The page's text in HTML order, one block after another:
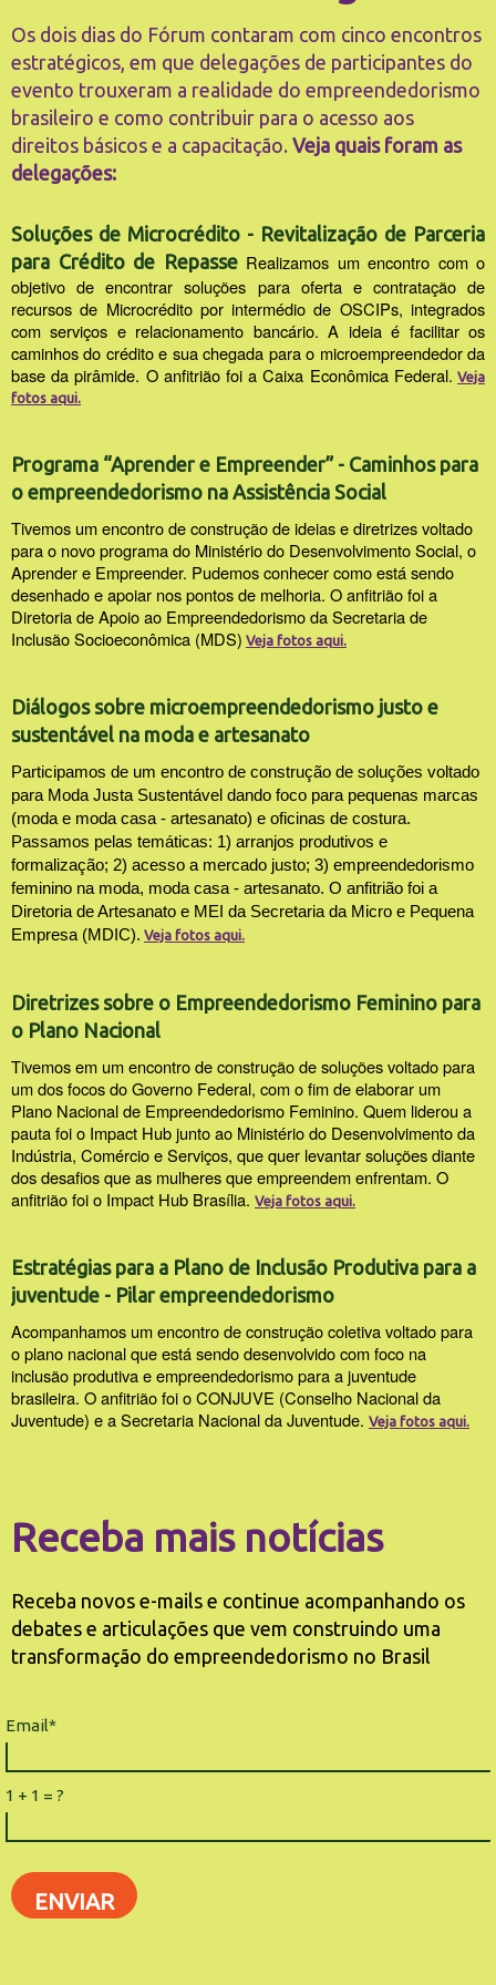
Os dois dias do Fórum contaram com cinco encontros
estratégicos, em que delegações de participantes do
evento trouxeram a realidade do empreendedorismo
brasileiro e como contribuir para o acesso aos
direitos básicos e a capacitação. Veja quais foram as
delegações:
Soluções de Microcrédito - Revitalização de Parceria
para Crédito de Repasse Realizamos um encontro com o
objetivo de encontrar soluções para oferta e contratação de
recursos de Microcrédito por intermédio de OSCIPs, integrados
com serviços e relacionamento bancário. A ideia é facilitar os
caminhos do crédito e sua chegada para o microempreendedor da
base da pirâmide. O anfitrião foi a Caixa Econômica Federal. Veja
fotos aqui.
Programa “Aprender e Empreender” - Caminhos para
o empreendedorismo na Assistência Social
Tivemos um encontro de construção de ideias e diretrizes voltado
para o novo programa do Ministério do Desenvolvimento Social, o
Aprender e Empreender. Pudemos conhecer como está sendo
desenhado e apoiar nos pontos de melhoria. O anfitrião foi a
Diretoria de Apoio ao Empreendedorismo da Secretaria de
Inclusão Socioeconômica (MDS) Veja fotos aqui.
Diálogos sobre microempreendedorismo justo e
sustentável na moda e artesanato
Participamos de um encontro de construção de soluções voltado
para Moda Justa Sustentável dando foco para pequenas marcas
(moda e moda casa - artesanato) e oficinas de costura.
Passamos pelas temáticas: 1) arranjos produtivos e
formalização; 2) acesso a mercado justo; 3) empreendedorismo
feminino na moda, moda casa - artesanato. O anfitrião foi a
Diretoria de Artesanato e MEI da Secretaria da Micro e Pequena
Empresa (MDIC). Veja fotos aqui.
Diretrizes sobre o Empreendedorismo Feminino para
o Plano Nacional
Tivemos em um encontro de construção de soluções voltado para
um dos focos do Governo Federal, com o fim de elaborar um
Plano Nacional de Empreendedorismo Feminino. Quem liderou a
pauta foi o Impact Hub junto ao Ministério do Desenvolvimento da
Indústria, Comércio e Serviços, que quer levantar soluções diante
dos desafios que as mulheres que empreendem enfrentam. O
anfitrião foi o Impact Hub Brasília. Veja fotos aqui.
Estratégias para a Plano de Inclusão Produtiva para a
juventude - Pilar empreendedorismo
Acompanhamos um encontro de construção coletiva voltado para
o plano nacional que está sendo desenvolvido com foco na
inclusão produtiva e empreendedorismo para a juventude
brasileira. O anfitrião foi o CONJUVE (Conselho Nacional da
Juventude) e a Secretaria Nacional da Juventude. Veja fotos aqui.
Receba mais notícias
Receba novos e-mails e continue acompanhando os
debates e articulações que vem construindo uma
transformação do empreendedorismo no Brasil
Email*
1 + 1 = ?
ENVIAR